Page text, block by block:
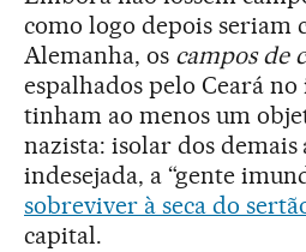
como logo depois seriam
Alemanha, os campos de
espalhados pelo Ceará
tinham ao menos um
nazista: isolar dos demais
indesejada, a “gente
sobreviver à seca do
capital.